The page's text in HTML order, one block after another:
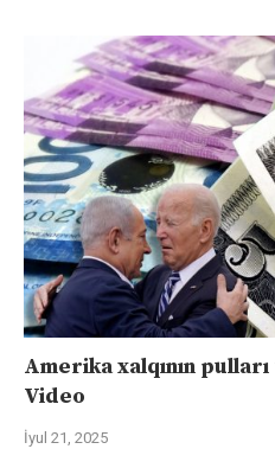
Amerika xalqının
Video
İyul 21, 2025